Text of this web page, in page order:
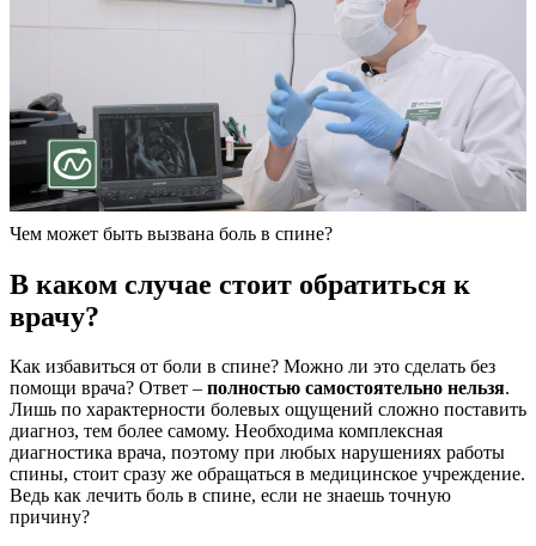
Чем может быть вызвана боль в спине?
В каком случае стоит обратиться к
врачу?
Как избавиться от боли в спине? Можно ли это сделать без
помощи врача? Ответ – полностью самостоятельно нельзя.
Лишь по характерности болевых ощущений сложно поставить
диагноз, тем более самому. Необходима комплексная
диагностика врача, поэтому при любых нарушениях работы
спины, стоит сразу же обращаться в медицинское учреждение.
Ведь как лечить боль в спине, если не знаешь точную
причину?